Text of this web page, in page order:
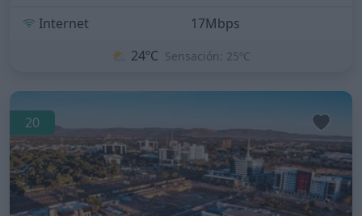
Internet
17Mbps
⛅ 24ºC Sensación: 25ºC
20